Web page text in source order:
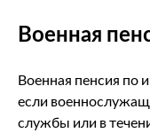
Военная
Военная пенсия по
если
службы или в